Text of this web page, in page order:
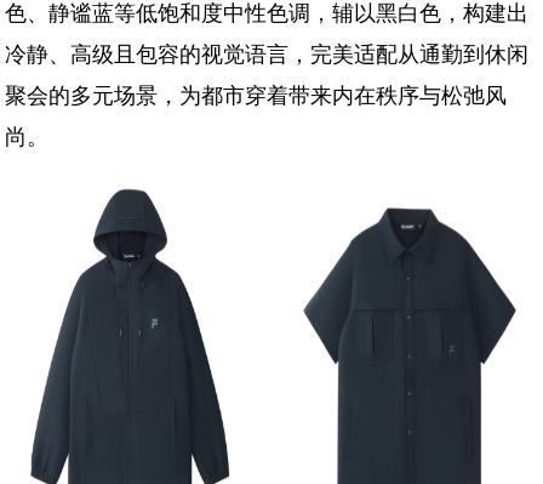
色、静谧蓝等低饱和度中性色调，辅以黑白色，构建出
冷静、高级且包容的视觉语言，完美适配从通勤到休闲
聚会的多元场景，为都市穿着带来内在秩序与松弛风
尚。